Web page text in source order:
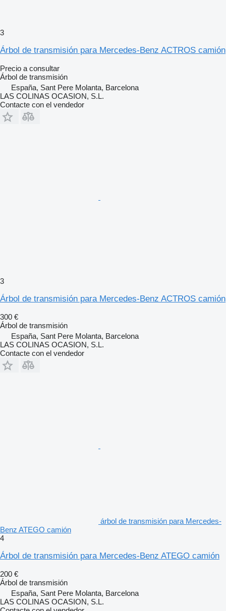
3
Árbol de transmisión para Mercedes-Benz ACTROS camión
Precio a consultar
Árbol de transmisión
España, Sant Pere Molanta, Barcelona
LAS COLINAS OCASION, S.L.
Contacte con el vendedor
3
Árbol de transmisión para Mercedes-Benz ACTROS camión
300 €
Árbol de transmisión
España, Sant Pere Molanta, Barcelona
LAS COLINAS OCASION, S.L.
Contacte con el vendedor
árbol de transmisión para Mercedes-
Benz ATEGO camión
4
Árbol de transmisión para Mercedes-Benz ATEGO camión
200 €
Árbol de transmisión
España, Sant Pere Molanta, Barcelona
LAS COLINAS OCASION, S.L.